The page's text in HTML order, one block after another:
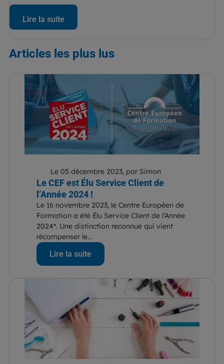
Lire la suite
Articles les plus lus
Le 05 décembre 2023, par Simon
Le CEF est Élu Service Client de
l’Année 2024 !
Le 16 novembre 2023, le Centre Européen de
Formation a été Élu Service Client de l’Année
2024*. Une distinction reconnue qui vient
récompenser le...
Lire la suite